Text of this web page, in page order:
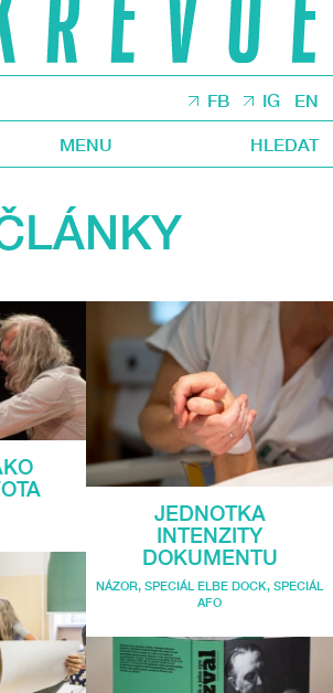
FB IG EN
MENU HLEDAT
JEDNOTKA
INTENZITY
DOKUMENTU
NÁZOR, SPECIÁL ELBE DOCK, SPECIÁL
AFO